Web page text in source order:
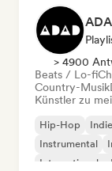
> 4900
Beats / Lo-fi
Country-Musik
Künstler zu
Hip-Hop
Instrumental
Internationaler